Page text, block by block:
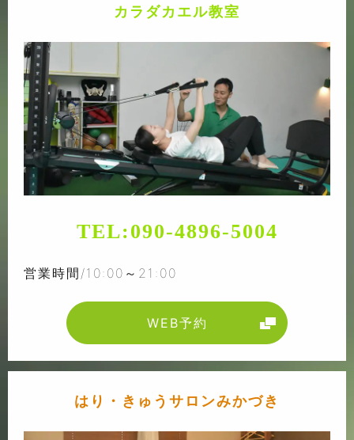
カラダカエル教室
TEL:090-4896-5004
営業時間/10:00～21:00
WEB予約
はり・きゅうサロンみかづき